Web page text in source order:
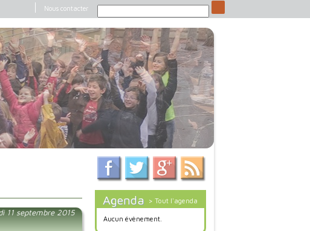
Nous contacter
11 septembre 2015
Agenda > Tout l'agenda
Aucun évènement.